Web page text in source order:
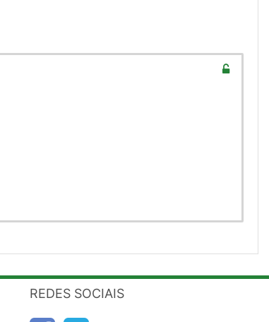
REDES SOCIAIS